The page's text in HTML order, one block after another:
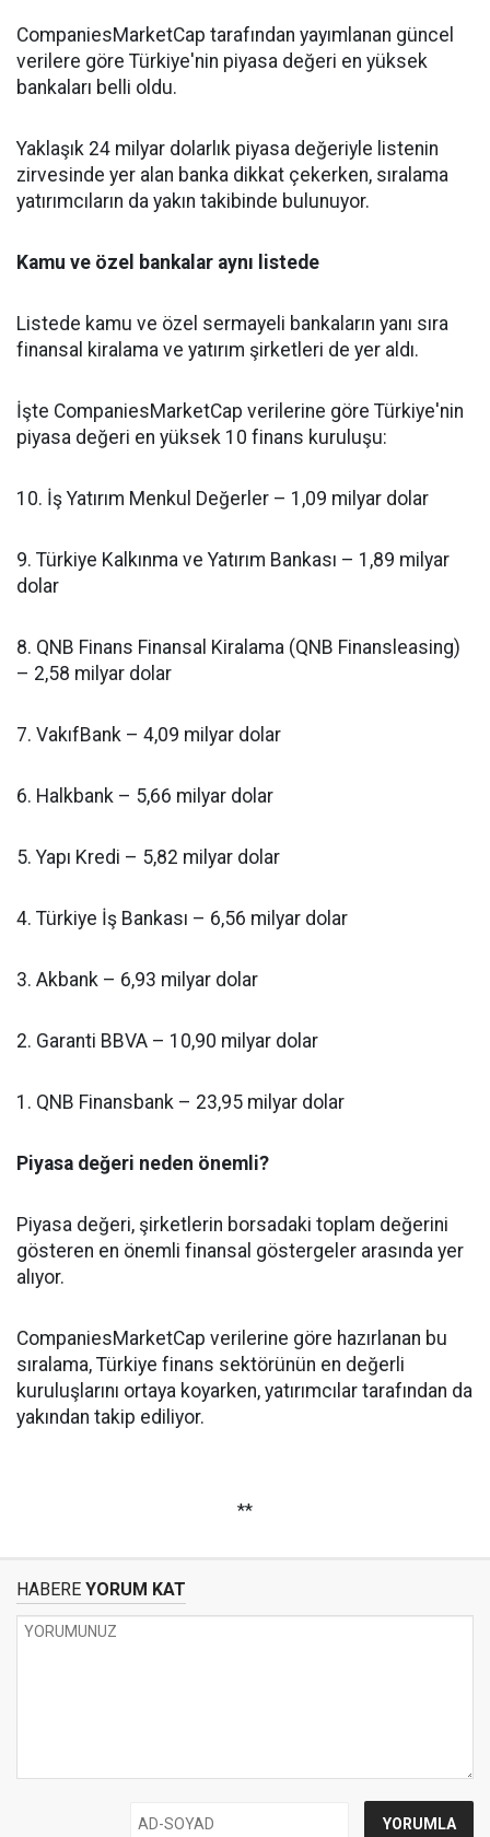
CompaniesMarketCap tarafından yayımlanan güncel
verilere göre Türkiye'nin piyasa değeri en yüksek
bankaları belli oldu.
Yaklaşık 24 milyar dolarlık piyasa değeriyle listenin
zirvesinde yer alan banka dikkat çekerken, sıralama
yatırımcıların da yakın takibinde bulunuyor.
Kamu ve özel bankalar aynı listede
Listede kamu ve özel sermayeli bankaların yanı sıra
finansal kiralama ve yatırım şirketleri de yer aldı.
İşte CompaniesMarketCap verilerine göre Türkiye'nin
piyasa değeri en yüksek 10 finans kuruluşu:
10. İş Yatırım Menkul Değerler – 1,09 milyar dolar
9. Türkiye Kalkınma ve Yatırım Bankası – 1,89 milyar
dolar
8. QNB Finans Finansal Kiralama (QNB Finansleasing)
– 2,58 milyar dolar
7. VakıfBank – 4,09 milyar dolar
6. Halkbank – 5,66 milyar dolar
5. Yapı Kredi – 5,82 milyar dolar
4. Türkiye İş Bankası – 6,56 milyar dolar
3. Akbank – 6,93 milyar dolar
2. Garanti BBVA – 10,90 milyar dolar
1. QNB Finansbank – 23,95 milyar dolar
Piyasa değeri neden önemli?
Piyasa değeri, şirketlerin borsadaki toplam değerini
gösteren en önemli finansal göstergeler arasında yer
alıyor.
CompaniesMarketCap verilerine göre hazırlanan bu
sıralama, Türkiye finans sektörünün en değerli
kuruluşlarını ortaya koyarken, yatırımcılar tarafından da
yakından takip ediliyor.
**
HABERE YORUM KAT